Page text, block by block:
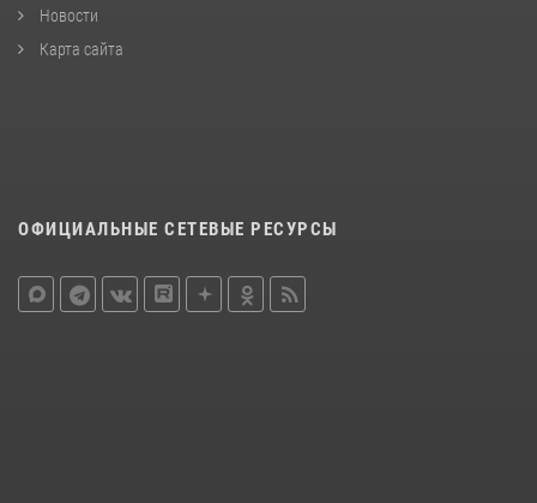
Новости
Карта сайта
ОФИЦИАЛЬНЫЕ СЕТЕВЫЕ РЕСУРСЫ